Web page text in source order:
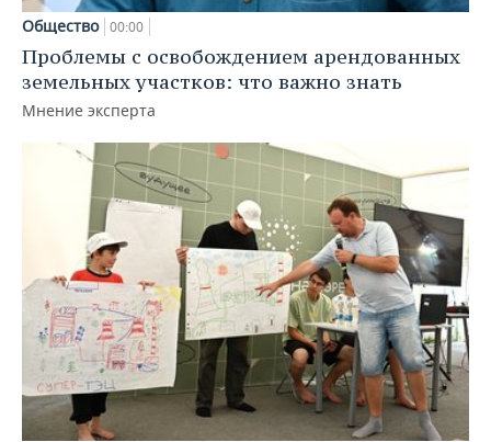
Общество 00:00
Проблемы с освобождением арендованных
земельных участков: что важно знать
Мнение эксперта